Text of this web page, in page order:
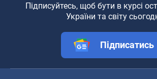
Підписуйтесь, щоб бути в курсі
України та світу
Підписатись